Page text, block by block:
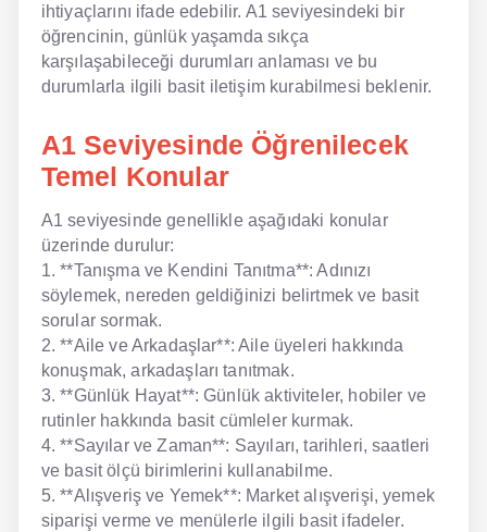
İngilizce Kursu Yorum
İngilizce Kursu
Offline İngilizce
Online İngilizce
Sözlük
Tavsiyeler
Gizlilik Politikası
Bize Ulaşın
ihtiyaçlarını ifade edebilir. A1 seviyesindeki bir
öğrencinin, günlük yaşamda sıkça
karşılaşabileceği durumları anlaması ve bu
durumlarla ilgili basit iletişim kurabilmesi beklenir.
A1 Seviyesinde Öğrenilecek
Temel Konular
A1 seviyesinde genellikle aşağıdaki konular
üzerinde durulur:
1. **Tanışma ve Kendini Tanıtma**: Adınızı
söylemek, nereden geldiğinizi belirtmek ve basit
sorular sormak.
2. **Aile ve Arkadaşlar**: Aile üyeleri hakkında
konuşmak, arkadaşları tanıtmak.
3. **Günlük Hayat**: Günlük aktiviteler, hobiler ve
rutinler hakkında basit cümleler kurmak.
4. **Sayılar ve Zaman**: Sayıları, tarihleri, saatleri
ve basit ölçü birimlerini kullanabilme.
5. **Alışveriş ve Yemek**: Market alışverişi, yemek
siparişi verme ve menülerle ilgili basit ifadeler.